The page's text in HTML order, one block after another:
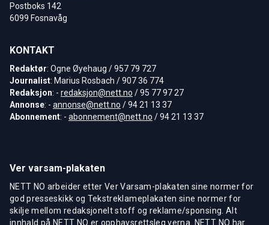
Postboks 142
6099 Fosnavåg
KONTAKT
Redaktør: Ogne Øyehaug / 957 79 727
Journalist: Marius Rosbach / 907 36 774
Redaksjon: - redaksjon@nett.no / 95 77 97 27
Annonse: - annonse@nett.no / 94 21 13 37
Abonnement: - abonnement@nett.no / 94 21 13 37
Ver varsam-plakaten
NETT NO arbeider etter Ver Varsam-plakaten sine normer for
god presseskikk og Tekstreklameplakaten sine normer for
skilje mellom redaksjonelt stoff og reklame/sponsing. Alt
innhald på NETT NO er opphavsrettsleg verna. NETT NO har